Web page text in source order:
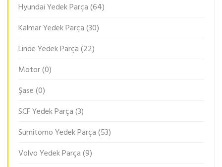
Hyundai Yedek Parça(64)
Kalmar Yedek Parça(30)
Linde Yedek Parça(22)
Motor(0)
Şase(0)
SCF Yedek Parça(3)
Sumitomo Yedek Parça(53)
Volvo Yedek Parça(9)